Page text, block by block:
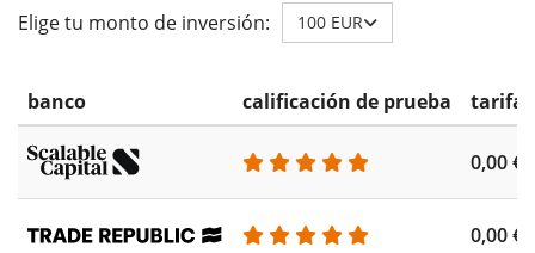
Elige tu monto de inversión: 100 EUR
banco calificación de prueba tarifa
0,00 €
0,00 €